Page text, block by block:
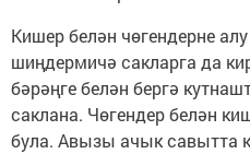
Кишер белән чөгендерне
шиңдермичә сакларга да
бәрәңге белән бергә
саклана. Чөгендер белән
була. Авызы ачык савытта